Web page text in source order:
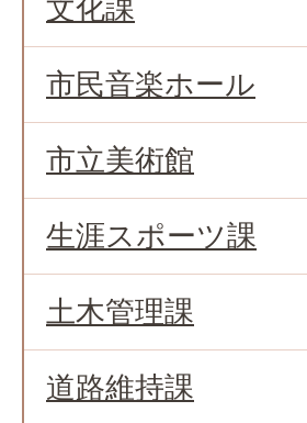
文化課
市民音楽ホール
市立美術館
生涯スポーツ課
土木管理課
道路維持課